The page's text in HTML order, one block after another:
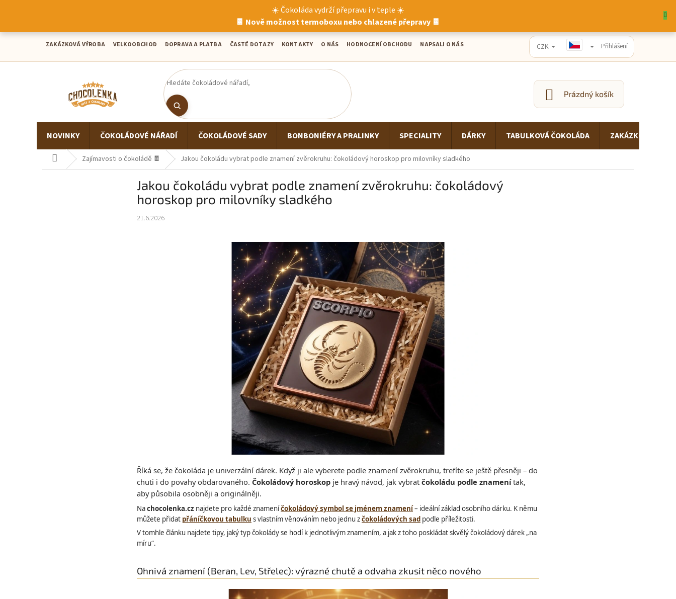
☀️ Čokoláda vydrží přepravu i v teple ☀️
🍫 Nově možnost termoboxu nebo chlazené přepravy 🍫
ZAKÁZKOVÁ VÝROBA VELKOOBCHOD DOPRAVA A PLATBA ČASTÉ DOTAZY KONTAKTY O NÁS HODNOCENÍ OBCHODU NAPSALI O NÁS CZK Přihlášení
NÁKUPNÍ
KOŠÍK
Prázdný košík
NOVINKY ČOKOLÁDOVÉ NÁŘADÍ ČOKOLÁDOVÉ SADY BONBONIÉRY A PRALINKY SPECIALITY DÁRKY TABULKOVÁ ČOKOLÁDA ZAKÁZKOVÁ
Domů Zajímavosti o čokoládě 🍫 Jakou čokoládu vybrat podle znamení zvěrokruhu: čokoládový horoskop pro milovníky sladkého
Jakou čokoládu vybrat podle znamení zvěrokruhu: čokoládový
horoskop pro milovníky sladkého
21.6.2026
Říká se, že čokoláda je univerzální dárek. Když ji ale vyberete podle znamení zvěrokruhu, trefíte se ještě přesněji – do
chuti i do povahy obdarovaného. Čokoládový horoskop je hravý návod, jak vybrat čokoládu podle znamenítak,
aby působila osobněji a originálněji.
Nachocolenka.cz najdete pro každé znameníčokoládový symbol se jménem znamení– ideální základ osobního dárku. K němu
můžete přidat přáníčkovou tabulku s vlastním věnováním nebo jednu zčokoládových sad podle příležitosti.
V tomhle článku najdete tipy, jaký typ čokolády se hodí k jednotlivým znamením, a jak z toho poskládat skvělý čokoládový dárek „na
míru“.
Ohnivá znamení (Beran, Lev, Střelec): výrazné chutě a odvaha zkusit něco nového